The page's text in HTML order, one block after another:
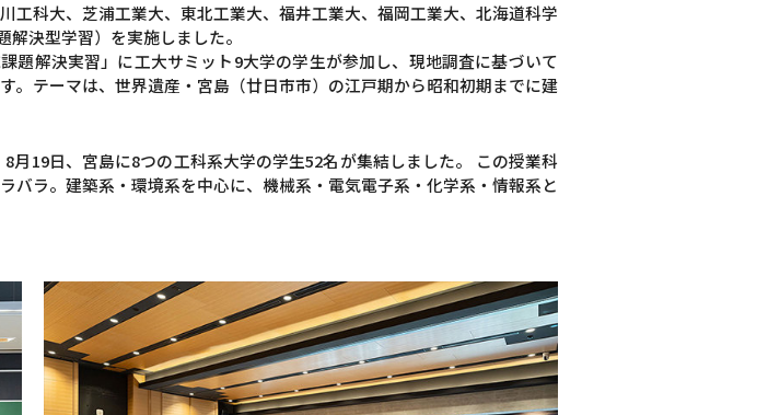
工科大、芝浦工業大、東北工業大、福井工業大、福岡工業大、北海道科学
決型学習）を実施しました。
題解決実習」に工大サミット9大学の学生が参加し、現地調査に基づいて
。テーマは、世界遺産・宮島（廿日市市）の江戸期から昭和初期までに建
19日、宮島に8つの工科系大学の学生52名が集結しました。 この授業科
バラ。建築系・環境系を中心に、機械系・電気電子系・化学系・情報系と